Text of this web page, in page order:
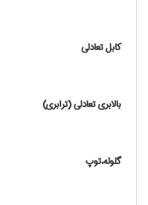
کابل تعادلی
بالابری تعادلی (ترابری)
گلوله،توپ